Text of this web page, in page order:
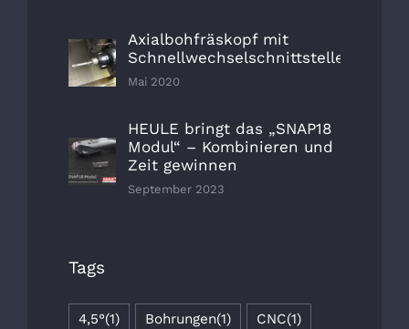
Axialbohfräskopf mit
Schnellwechselschnittstelle
Mai 2020
HEULE bringt das „SNAP18
Modul“ – Kombinieren und
Zeit gewinnen
September 2023
Tags
4,5°(1) Bohrungen(1) CNC(1)